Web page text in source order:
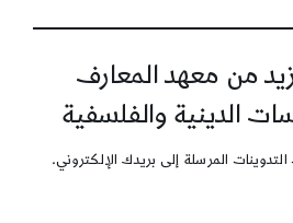
من معهد المعارف
الدينية والفلسفية
المرسلة إلى بريدك الإلكتروني.